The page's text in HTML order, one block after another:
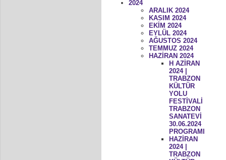
2024
ARALIK 2024
KASIM 2024
EKİM 2024
EYLÜL 2024
AĞUSTOS 2024
TEMMUZ 2024
HAZİRAN 2024
H AZİRAN
2024 |
TRABZON
KÜLTÜR
YOLU
FESTİVALİ
TRABZON
SANATEVİ
30.06.2024
PROGRAMI
HAZİRAN
2024 |
TRABZON